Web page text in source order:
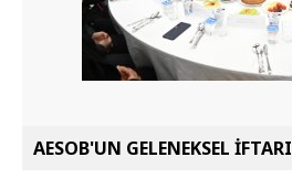
AESOB'UN GELENEKSEL İFTARI